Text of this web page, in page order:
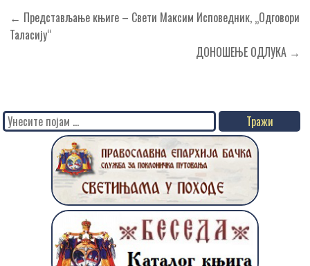
Кретање
чланка
← Представљање књиге – Свети Максим Исповедник, „Одговори
Таласију“
ДОНОШЕЊЕ ОДЛУКА →
Search
for: